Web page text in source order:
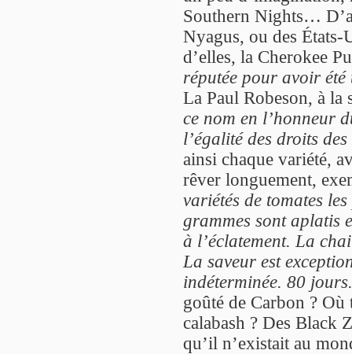
Southern Nights…
Nyagus, ou des États-
d’elles, la Cherokee
réputée pour avoir
La Paul Robeson, à la
ce nom en l’honneur
l’égalité des droits
ainsi chaque variété,
rêver longuement,
variétés de tomates
grammes sont aplatis
à l’éclatement. La
La saveur est
indéterminée. 80 jours.
goûté de Carbon ?
calabash ? Des Black
qu’il n’existait au